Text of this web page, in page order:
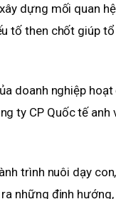
dựng mối quan
tố then chốt giúp
doanh nghiệp
ty CP Quốc tế
trình nuôi dạy
những định